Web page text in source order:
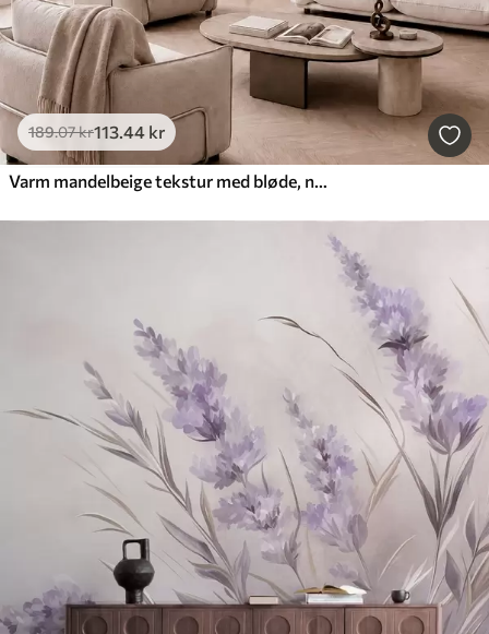
189.07kr113.44 kr
Varm mandelbeige tekstur med bløde, naturlige farveovergange